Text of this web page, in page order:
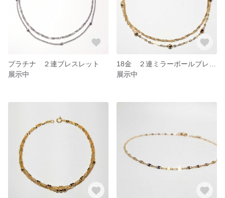
プラチナ ２連ブレスレット
展示中
展示中